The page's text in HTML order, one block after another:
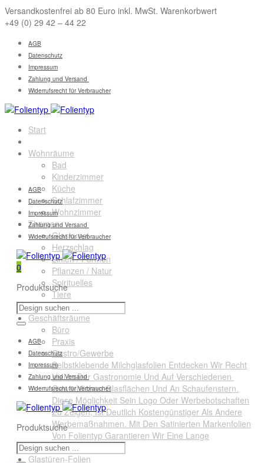
Versandkostenfrei ab 80 Euro inkl. MwSt. Warenkorbwert
+49 (0) 29 42 – 44 22
AGB
Datenschutz
Impressum
Zahlung und Versand
Widerrufsrecht für Verbraucher
Start
Wohnräume
Bad
Kinderzimmer
Küche
Schlafzimmer
Wohnzimmer
Themen
Glaskunst
Herzschlag
Linien / Formen
Pflanzen / Natur
Spirituelles
Tiere
Querformate
Geschäftsräume
Büro
Praxis
Gastro/Gewerbe
Selbstklebende Milchglasfolien Entdecken Wir Recht
Viel In Der Gastronomie Und Auf Verschiedenen
Gewerblichen Glasflächen Und An Schaufenstern.
Diese Möglichkeit Sein Logo Oder Werbebotschaften
Zu Zeigen, Ist Deutlich Kostengünstiger Als Andere
Werbemaßnahmen. Mit Den Satinierten Markenfolien
Von Folientyp Garantieren Wir Eine Lange
Lebensdauer.
Glastüren-Folien
AGB
Datenschutz
Impressum
Zahlung und Versand
Widerrufsrecht für Verbraucher
0
Produktsuche
AGB
Datenschutz
Impressum
Zahlung und Versand
Widerrufsrecht für Verbraucher
Produktsuche